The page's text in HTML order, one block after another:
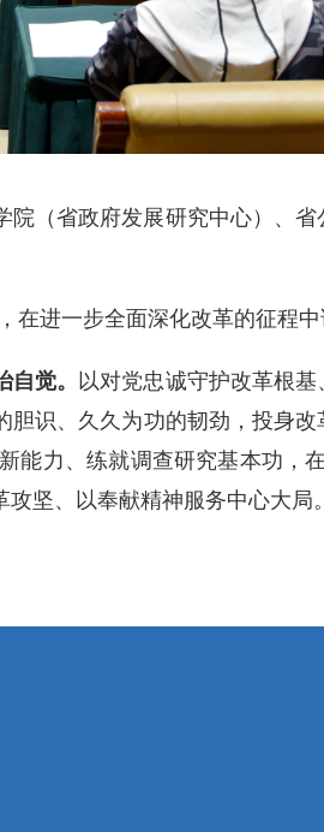
院 （省政府发展研究中心）、 省
进一步全面深化改革的征程中
觉。 以对党忠诚守护改革根
胆识、久久为功的韧劲，投身
力、练就调查研究基本功，在
坚、以奉献精神服务中心大局。